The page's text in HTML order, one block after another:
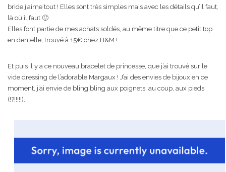
bride j’aime tout ! Elles sont très simples mais avec les détails qu’il faut,
là où il faut 🙂
Elles font partie de mes achats soldés, au même titre que ce petit top
en dentelle, trouvé à 15€ chez H&M !
Et puis il y a ce nouveau bracelet de princesse, que j’ai trouvé sur le
vide dressing de l’adorable Margaux ! J’ai des envies de bijoux en ce
moment, j’ai envie de bling bling aux poignets, au coup, aux pieds
(!?!!!!!).